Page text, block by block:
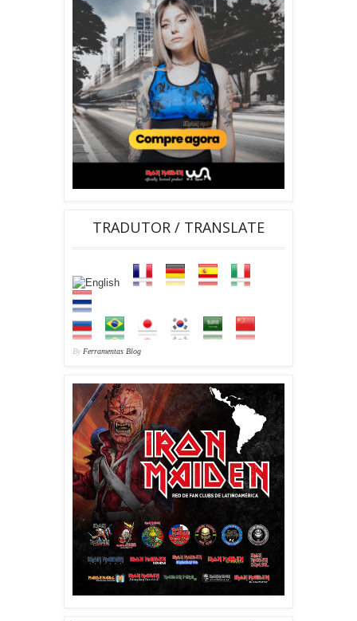
TRADUTOR / TRANSLATE
By Ferramentas Blog